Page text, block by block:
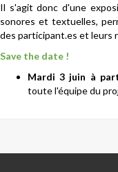
Il s'agit donc d'une
sonores et textuelles,
des participant.es et leurs
Save the date !
Mardi 3 juin à
toute l'équipe du